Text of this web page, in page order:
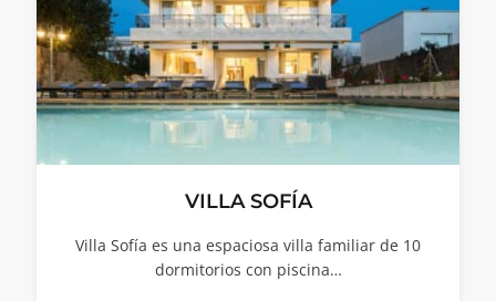
VILLA SOFÍA
Villa Sofía es una espaciosa villa familiar de 10
dormitorios con piscina…